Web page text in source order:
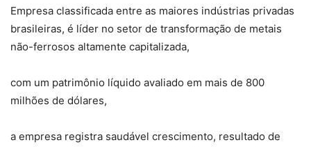
Empresa classificada entre as maiores indústrias privadas
brasileiras, é líder no setor de transformação de metais
não-ferrosos altamente capitalizada,
com um patrimônio líquido avaliado em mais de 800
milhões de dólares,
a empresa registra saudável crescimento, resultado de